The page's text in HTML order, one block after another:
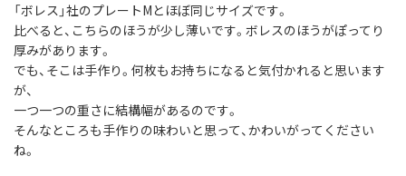
「ボレス」社のプレートMとほぼ同じサイズです。
比べると、こちらのほうが少し薄いです。ボレスのほうがぽってり
厚みがあります。
でも、そこは手作り。何枚もお持ちになると気付かれると思います
が、
一つ一つの重さに結構幅があるのです。
そんなところも手作りの味わいと思って、かわいがってください
ね。